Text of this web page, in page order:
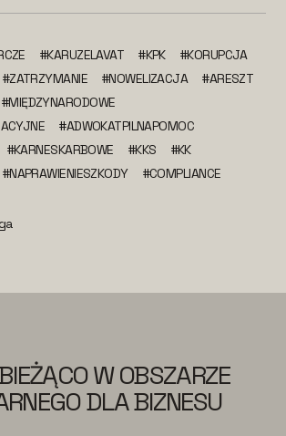
#KARUZELAVAT #KPK
#KORUPCJA
#ZATRZYMANIE #NOWELIZACJA
#ARESZT
#MIĘDZYNARODOWE
#ADWOKATPILNAPOMOC
#KARNESKARBOWE #KKS
#KK
#NAPRAWIENIESZKODY #COMPLIANCE
W OBSZARZE
DLA BIZNESU